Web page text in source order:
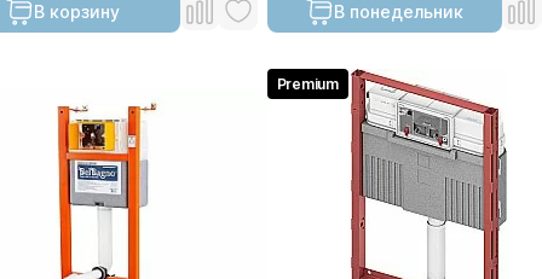
В корзину В понедельник
Premium